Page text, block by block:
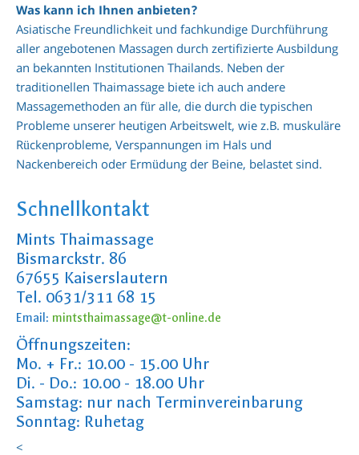
Was kann ich Ihnen anbieten?
Asiatische Freundlichkeit und fachkundige Durchführung
aller angebotenen Massagen durch zertifizierte Ausbildung
an bekannten Institutionen Thailands. Neben der
traditionellen Thaimassage biete ich auch andere
Massagemethoden an für alle, die durch die typischen
Probleme unserer heutigen Arbeitswelt, wie z.B. muskuläre
Rückenprobleme, Verspannungen im Hals und
Nackenbereich oder Ermüdung der Beine, belastet sind.
Schnellkontakt
Mints Thaimassage
Bismarckstr. 86
67655 Kaiserslautern
Tel. 0631/311 68 15
Email: mintsthaimassage@t-online.de
Öffnungszeiten:
Mo. + Fr.: 10.00 - 15.00 Uhr
Di. - Do.: 10.00 - 18.00 Uhr
Samstag: nur nach Terminvereinbarung
Sonntag: Ruhetag
<